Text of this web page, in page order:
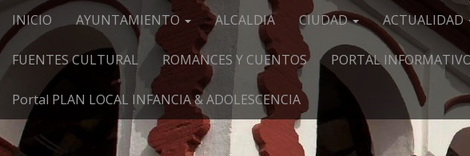
Menú principal
Saltar al contenido
INICIO AYUNTAMIENTO ALCALDIA CIUDAD ACTUALIDAD
FUENTES CULTURAL ROMANCES Y CUENTOS PORTAL
Portal PLAN LOCAL INFANCIA & ADOLESCENCIA